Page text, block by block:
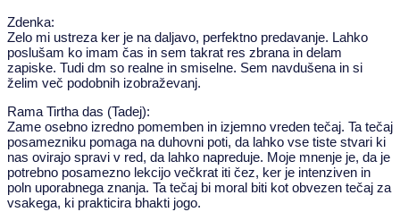
Zdenka:
Zelo mi ustreza ker je na daljavo, perfektno predavanje. Lahko
poslušam ko imam čas in sem takrat res zbrana in delam
zapiske. Tudi dm so realne in smiselne. Sem navdušena in si
želim več podobnih izobraževanj.
Rama Tirtha das (Tadej):
Zame osebno izredno pomemben in izjemno vreden tečaj. Ta tečaj
posamezniku pomaga na duhovni poti, da lahko vse tiste stvari ki
nas ovirajo spravi v red, da lahko napreduje. Moje mnenje je, da je
potrebno posamezno lekcijo večkrat iti čez, ker je intenziven in
poln uporabnega znanja. Ta tečaj bi moral biti kot obvezen tečaj za
vsakega, ki prakticira bhakti jogo.